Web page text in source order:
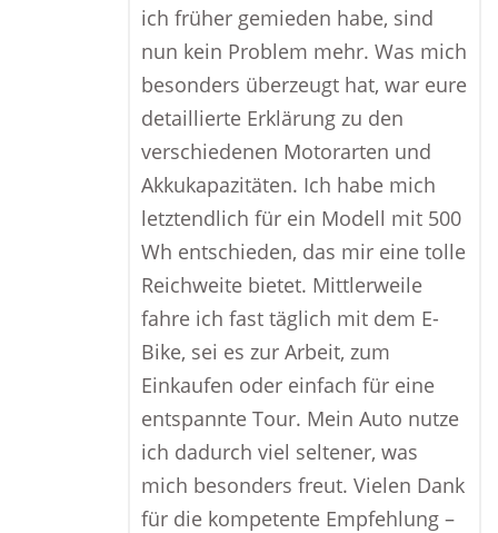
ich früher gemieden habe, sind
nun kein Problem mehr. Was mich
besonders überzeugt hat, war eure
detaillierte Erklärung zu den
verschiedenen Motorarten und
Akkukapazitäten. Ich habe mich
letztendlich für ein Modell mit 500
Wh entschieden, das mir eine tolle
Reichweite bietet. Mittlerweile
fahre ich fast täglich mit dem E-
Bike, sei es zur Arbeit, zum
Einkaufen oder einfach für eine
entspannte Tour. Mein Auto nutze
ich dadurch viel seltener, was
mich besonders freut. Vielen Dank
für die kompetente Empfehlung –